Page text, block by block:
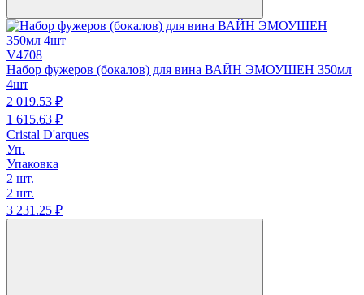
V4708
Набор фужеров (бокалов) для вина ВАЙН ЭМОУШЕН 350мл
4шт
2 019.53 ₽
1 615.63 ₽
Cristal D'arques
Уп.
Упаковка
2 шт.
2 шт.
3 231.25 ₽